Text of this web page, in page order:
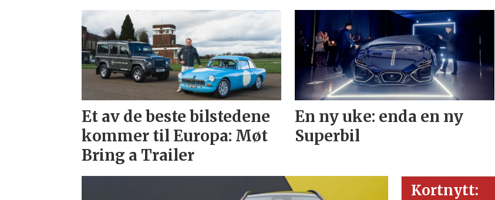
Et av de beste bilstedene
kommer til Europa: Møt
Bring a Trailer
En ny uke: enda en ny
Superbil
Kortnytt: